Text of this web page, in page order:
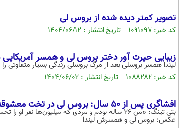
تصویر کمتر دیده شده از بروس لی
کد خبر: ۱۰۹۱۰۹۷ تاریخ انتشار : ۱۴۰۴/۰۶/۱۲
زیبایی حیرت آور دختر بروس لی و همسر آمریکایی در ۸۰ سالگی !(+
لیندا همسر بروسلی بعد از مرگ بروسلی زندگی بسیار متفاوتی
کد خبر: ۱۰۸۸۲۸۲ تاریخ انتشار : ۱۴۰۴/۰۶/۰۲
افشاگری پس از 50 سال: بروس لی در تخت معشوقه اش جان داد
بتی تینگ: «من ۲۶ ساله بودم و مردی که
عکس: بروس لی و همسرش لیندا